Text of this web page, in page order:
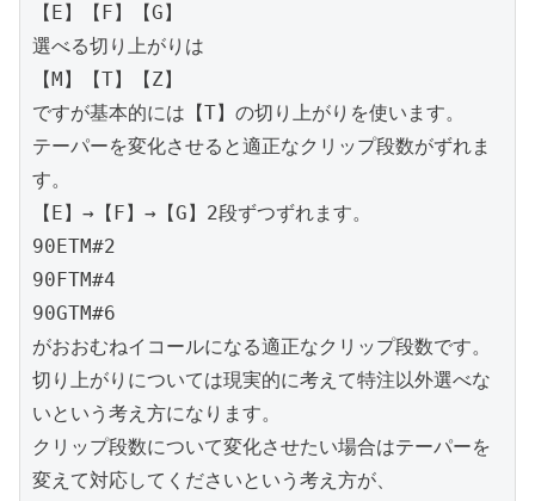
【E】【F】【G】
選べる切り上がりは
【M】【T】【Z】
ですが基本的には【T】の切り上がりを使います。
テーパーを変化させると適正なクリップ段数がずれま
す。
【E】→【F】→【G】2段ずつずれます。
90ETM#2
90FTM#4
90GTM#6
がおおむねイコールになる適正なクリップ段数です。
切り上がりについては現実的に考えて特注以外選べな
いという考え方になります。
クリップ段数について変化させたい場合はテーパーを
変えて対応してくださいという考え方が、